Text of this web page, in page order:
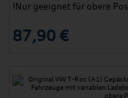
!Nur geeignet für obere
87,90 €